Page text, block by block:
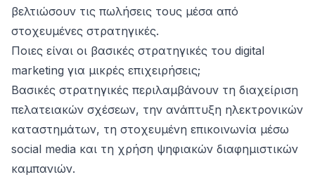
βελτιώσουν τις πωλήσεις τους μέσα από
στοχευμένες στρατηγικές.
Ποιες είναι οι βασικές στρατηγικές του digital
marketing για μικρές επιχειρήσεις;
Βασικές στρατηγικές περιλαμβάνουν τη διαχείριση
πελατειακών σχέσεων, την ανάπτυξη ηλεκτρονικών
καταστημάτων, τη στοχευμένη επικοινωνία μέσω
social media και τη χρήση ψηφιακών διαφημιστικών
καμπανιών.